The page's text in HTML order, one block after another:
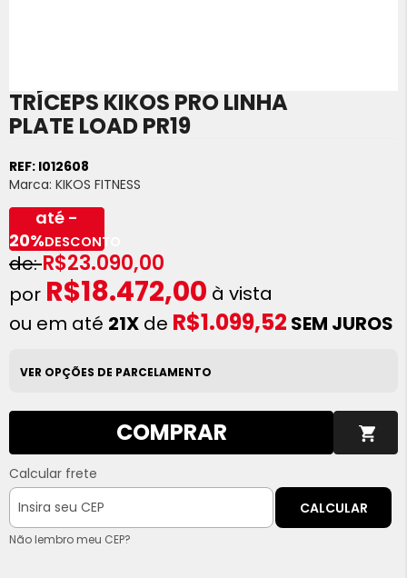
TRÍCEPS KIKOS PRO LINHA
PLATE LOAD PR19
REF: I012608
Marca: KIKOS FITNESS
R$23.090,00
até -
20%DESCONTO
R$18.472,00 à vista
ou em até 21X de R$1.099,52 SEM JUROS
VER OPÇÕES DE PARCELAMENTO
COMPRAR
Calcular frete
CALCULAR
Não lembro meu CEP?
Saltar
para
o
da
Galeria
de
imagens